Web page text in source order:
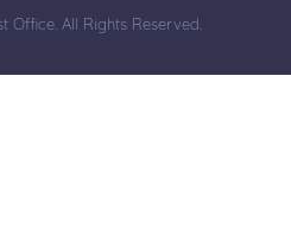
Office. All Rights Reserved.